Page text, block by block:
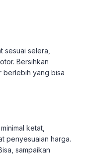
sesuai selera,
Bersihkan
berlebih yang bisa
ketat,
penyesuaian harga.
sampaikan